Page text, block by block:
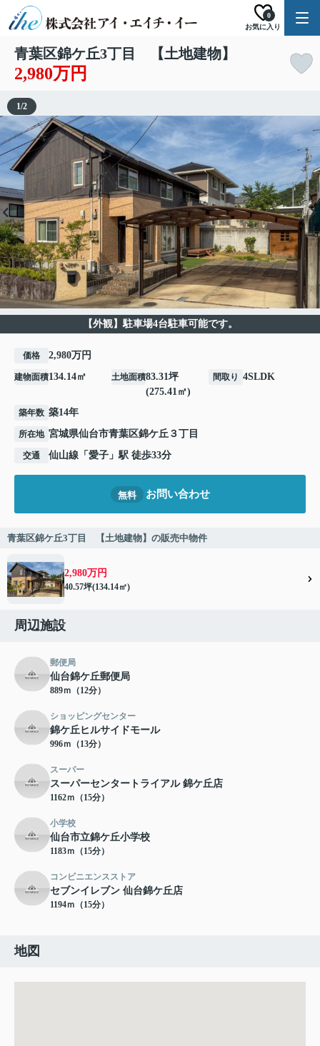
お気に入り
0
青葉区錦ケ丘3丁目 【土地建物】
2,980万円
【外観】駐車場4台駐車可能です。
1/2
価格 2,980万円
建物面積134.14㎡ 土地面積83.31坪
(275.41㎡)
間取り 4SLDK
築年数 築14年
所在地 宮城県仙台市青葉区錦ケ丘 ３丁目
交通 仙山線 「 愛子 」駅 徒歩33分
無料 お問い合わせ
青葉区錦ケ丘3丁目 【土地建物】の販売中物件
2,980万円
40.57坪(134.14㎡)
周辺施設
郵便局
仙台錦ケ丘郵便局
889ｍ（12分）
ショッピングセンター
錦ケ丘ヒルサイドモール
996ｍ（13分）
スーパー
スーパーセンタートライアル 錦ケ丘店
1162ｍ（15分）
小学校
仙台市立錦ケ丘小学校
1183ｍ（15分）
コンビニエンスストア
セブンイレブン 仙台錦ケ丘店
1194ｍ（15分）
地図